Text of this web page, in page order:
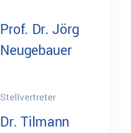
Prof. Dr. Jörg
Neugebauer
Stellvertreter
Dr. Tilmann